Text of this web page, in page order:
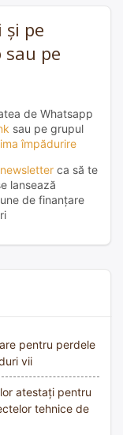
și pe
pe
de Whatsapp
sau pe grupul
împădurire
ca să te
lansează
de finanțare
pentru perdele
vii
atestați pentru
tehnice de